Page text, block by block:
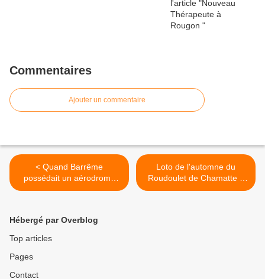
Commentaires
Ajouter un commentaire
< Quand Barrême
possédait un aérodrome
????
Loto de l'automne du
Roudoulet de Chamatte :
une belle réussite. >
Hébergé par Overblog
Top articles
Pages
Contact